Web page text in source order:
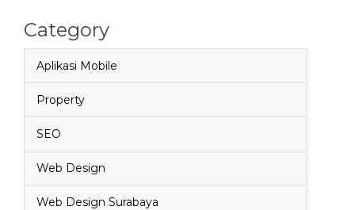
Category
Aplikasi Mobile
Property
SEO
Web Design
Web Design Surabaya